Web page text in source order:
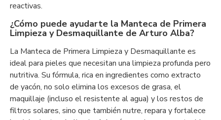
reactivas.
¿Cómo puede ayudarte la Manteca de Primera
Limpieza y Desmaquillante de Arturo Alba?
La Manteca de Primera Limpieza y Desmaquillante es
ideal para pieles que necesitan una limpieza profunda pero
nutritiva. Su fórmula, rica en ingredientes como extracto
de yacón, no solo elimina los excesos de grasa, el
maquillaje (incluso el resistente al agua) y los restos de
filtros solares, sino que también nutre, repara y fortalece